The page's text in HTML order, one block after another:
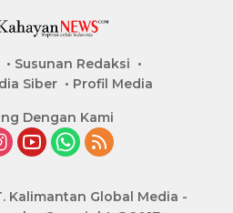
Susunan Redaksi
Siber
Profil Media
Dengan Kami
Kalimantan Global Media -